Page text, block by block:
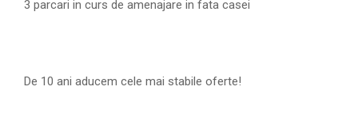
3 parcari in curs de amenajare in fata casei
De 10 ani aducem cele mai stabile oferte!